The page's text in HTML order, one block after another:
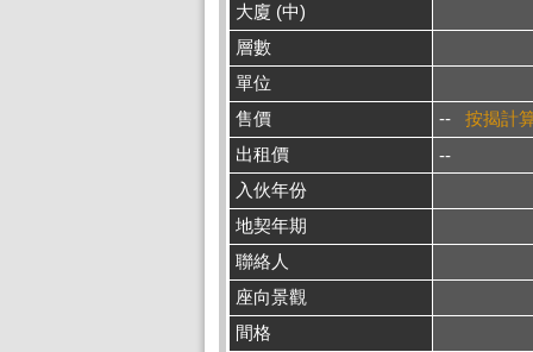
大廈 (中)
層數
單位
售價
-- 按揭計
出租價
--
入伙年份
地契年期
聯絡人
座向景觀
間格